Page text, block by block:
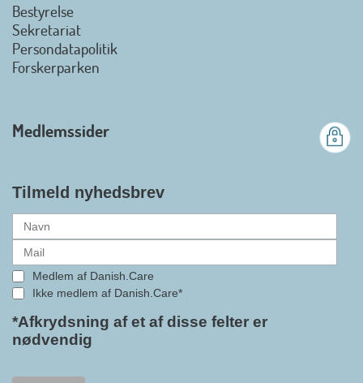
Danish.Care fra den 01. juli 2026
officielt kan kalde sig for
gennemslagskraft og skabe
hjælpemidler samt give
medlemmerne adgang til en
alle formaliteterne nu er på plads
i samarbejdet mellem
bestyrelsesleder i Danish.Care,
Claus Ipsen. Han betragter
Bestyrelse
Sekretariat
Persondatapolitik
Forskerparken
Medlemssider
Tilmeld nyhedsbrev
Medlem af Danish.Care
Ikke medlem af Danish.Care*
*Afkrydsning af et af disse felter er
nødvendig